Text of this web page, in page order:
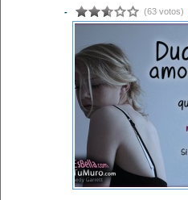
- (63 votos)